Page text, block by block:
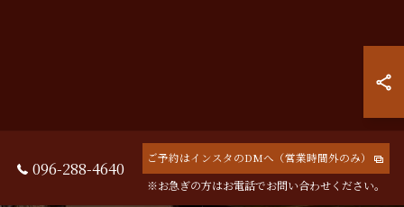
096-288-4640 ご予約はインスタのDMへ（営業時間外のみ）
※お急ぎの方はお電話でお問い合わせください。